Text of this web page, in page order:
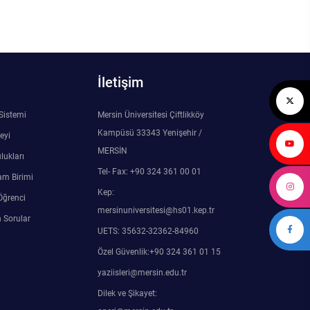
Birimi
Sorular
İletişim
Mersin Üniversitesi Çiftlikköy
Kampüsü 33343 Yenişehir /
MERSİN
Tel- Fax: +90 324 361 00 01
Kep:
mersinuniversitesi@hs01.kep.tr
UETS: 35632-32362-84960
Özel Güvenlik:+90 324 361 01 15
yaziisleri@mersin.edu.tr
Dilek ve Şikayet: